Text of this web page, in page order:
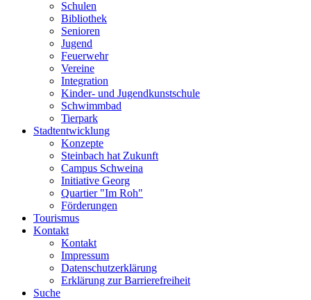
Schulen
Bibliothek
Senioren
Jugend
Feuerwehr
Vereine
Integration
Kinder- und Jugendkunstschule
Schwimmbad
Tierpark
Stadtentwicklung
Konzepte
Steinbach hat Zukunft
Campus Schweina
Initiative Georg
Quartier "Im Roh"
Förderungen
Tourismus
Kontakt
Kontakt
Impressum
Datenschutzerklärung
Erklärung zur Barrierefreiheit
Suche